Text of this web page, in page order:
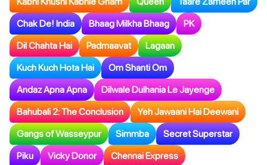
Chak De! India Bhaag Milkha Bhaag PK
Dil Chahta Hai Padmaavat Lagaan
Kuch Kuch Hota Hai Om Shanti Om
Andaz Apna Apna Dilwale Dulhania Le Jayenge
Bahubali 2: The Conclusion Yeh Jawaani Hai Deewani
Gangs of Wasseypur Simmba Secret Superstar
Piku Vicky Donor Chennai Express